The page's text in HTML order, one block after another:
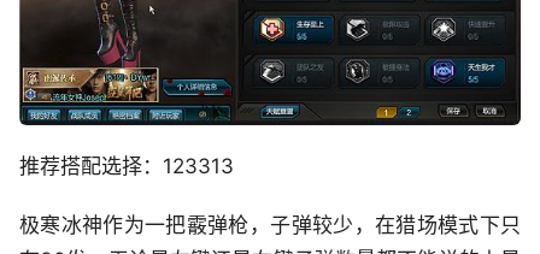
推荐搭配选择：123313
极寒冰神作为一把霰弹枪，子弹较少，在猎场模式下只